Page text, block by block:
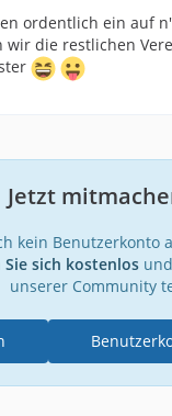
ordentlich ein auf n'
wir die restlichen
Jetzt
kein Benutzerkonto
Sie sich kostenlosund
unserer Community